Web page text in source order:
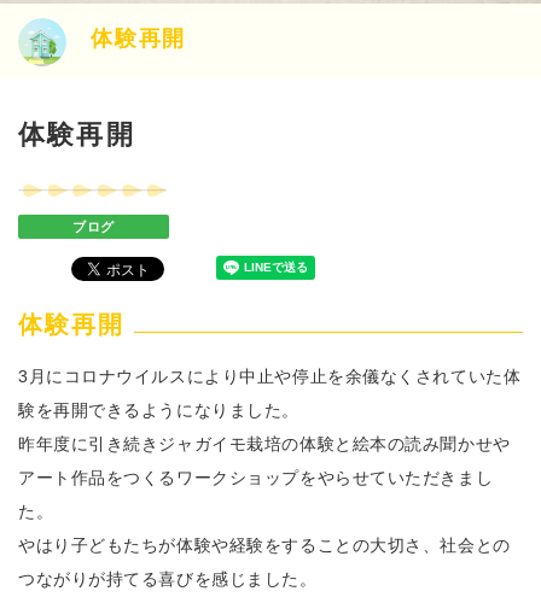
体験再開
体験再開
ブログ
体験再開
3月にコロナウイルスにより中止や停止を余儀なくされていた体
験を再開できるようになりました。
昨年度に引き続きジャガイモ栽培の体験と絵本の読み聞かせや
アート作品をつくるワークショップをやらせていただきまし
た。
やはり子どもたちが体験や経験をすることの大切さ、社会との
つながりが持てる喜びを感じました。